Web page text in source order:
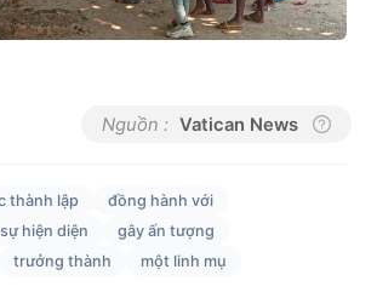
Nguồn : Vatican News
thành lập
đồng hành với
sự hiện diện
gây ấn tượng
trưởng thành một linh mụ